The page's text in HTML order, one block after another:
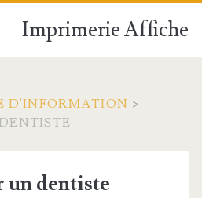
Imprimerie Affiche
D'INFORMATION >
dentiste